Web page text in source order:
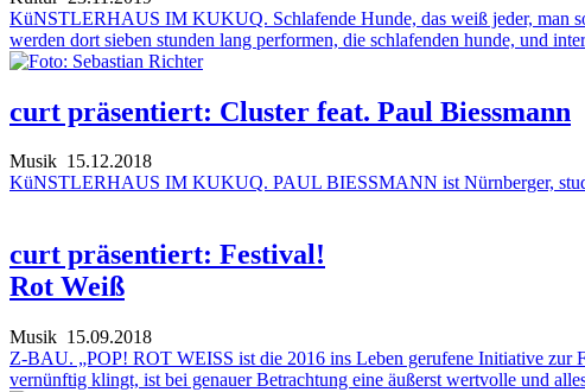
KüNSTLERHAUS IM KUKUQ. Schlafende Hunde, das weiß jeder, man
werden dort sieben stunden lang performen, die schlafenden hunde, und
curt präsentiert: Cluster feat. Paul Biessmann
Musik 15.12.2018
KüNSTLERHAUS IM KUKUQ. PAUL BIESSMANN ist Nürnberger,
curt präsentiert: Festival!
Rot Weiß
Musik 15.09.2018
Z-BAU. „POP! ROT WEISS ist die 2016 ins Leben gerufene Initiative zur
vernünftig klingt, ist bei genauer Betrachtung eine äußerst wertvolle und